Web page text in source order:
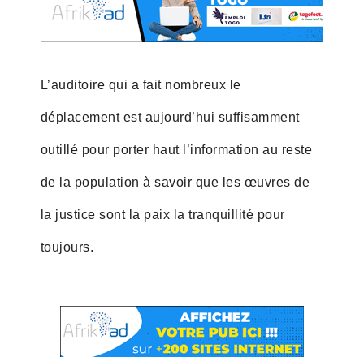
L’auditoire qui a fait nombreux le
déplacement est aujourd’hui suffisamment
outillé pour porter haut l’information au reste
de la population à savoir que les œuvres de
la justice sont la paix la tranquillité pour
toujours.